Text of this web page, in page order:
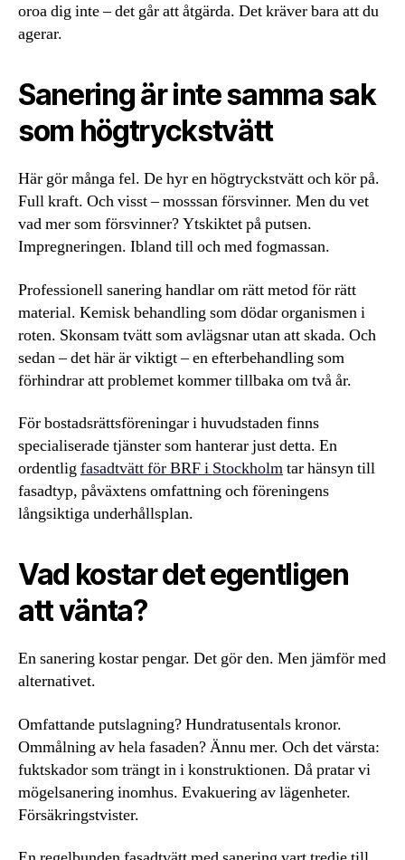
oroa dig inte – det går att åtgärda. Det kräver bara att du
agerar.
Sanering är inte samma sak
som högtryckstvätt
Här gör många fel. De hyr en högtryckstvätt och kör på.
Full kraft. Och visst – mosssan försvinner. Men du vet
vad mer som försvinner? Ytskiktet på putsen.
Impregneringen. Ibland till och med fogmassan.
Professionell sanering handlar om rätt metod för rätt
material. Kemisk behandling som dödar organismen i
roten. Skonsam tvätt som avlägsnar utan att skada. Och
sedan – det här är viktigt – en efterbehandling som
förhindrar att problemet kommer tillbaka om två år.
För bostadsrättsföreningar i huvudstaden finns
specialiserade tjänster som hanterar just detta. En
ordentligfasadtvätt för BRF i Stockholmtar hänsyn till
fasadtyp, påväxtens omfattning och föreningens
långsiktiga underhållsplan.
Vad kostar det egentligen
att vänta?
En sanering kostar pengar. Det gör den. Men jämför med
alternativet.
Omfattande putslagning? Hundratusentals kronor.
Ommålning av hela fasaden? Ännu mer. Och det värsta:
fuktskador som trängt in i konstruktionen. Då pratar vi
mögelsanering inomhus. Evakuering av lägenheter.
Försäkringstvister.